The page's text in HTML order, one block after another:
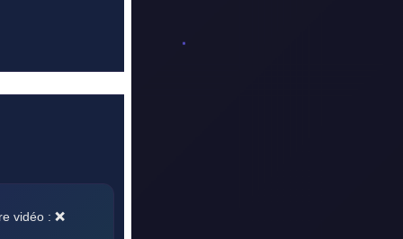
vidéo :❌